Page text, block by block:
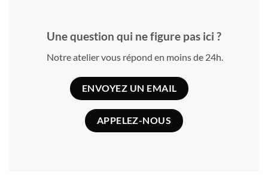
Une question qui ne figure pas ici ?
Notre atelier vous répond en moins de 24h.
ENVOYEZ UN EMAIL
APPELEZ-NOUS